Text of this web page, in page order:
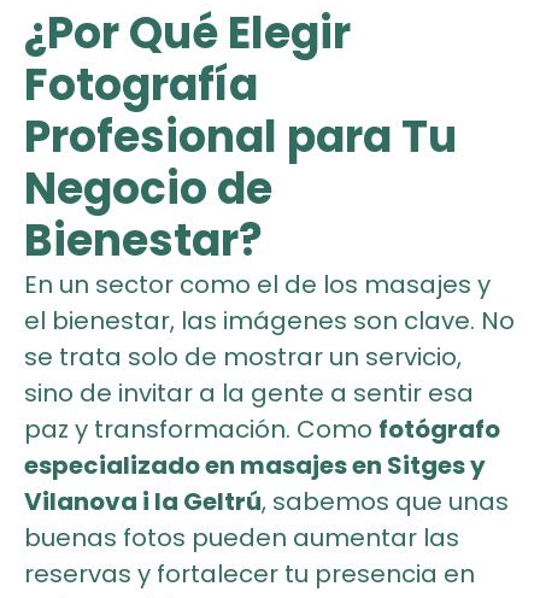
¿Por Qué Elegir
Fotografía
Profesional para Tu
Negocio de
Bienestar?
En un sector como el de los masajes y
el bienestar, las imágenes son clave. No
se trata solo de mostrar un servicio,
sino de invitar a la gente a sentir esa
paz y transformación. Como fotógrafo
especializado en masajes en Sitges y
Vilanova i la Geltrú, sabemos que unas
buenas fotos pueden aumentar las
reservas y fortalecer tu presencia en